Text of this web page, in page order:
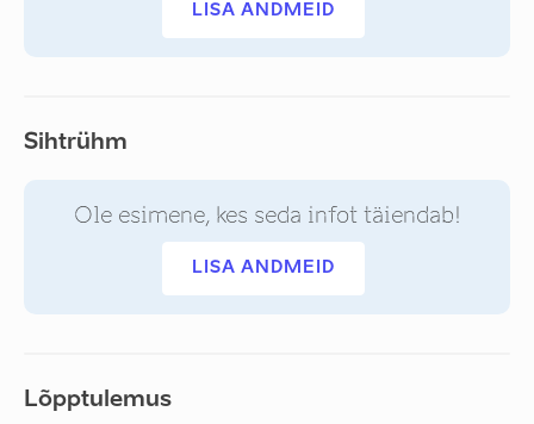
LISA ANDMEID
Sihtrühm
Ole esimene, kes seda infot täiendab!
LISA ANDMEID
Lõpptulemus